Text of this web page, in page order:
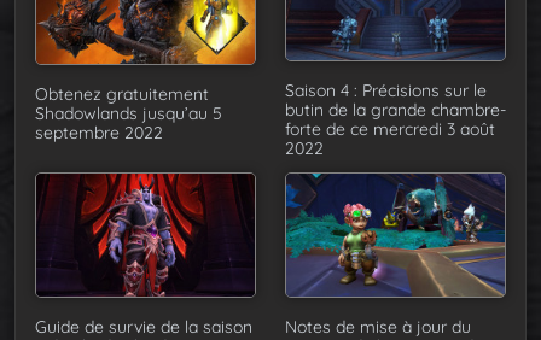
Obtenez gratuitement
Shadowlands jusqu’au 5
septembre 2022
Saison 4 : Précisions sur le
butin de la grande chambre-
forte de ce mercredi 3 août
2022
Guide de survie de la saison
Notes de mise à jour du